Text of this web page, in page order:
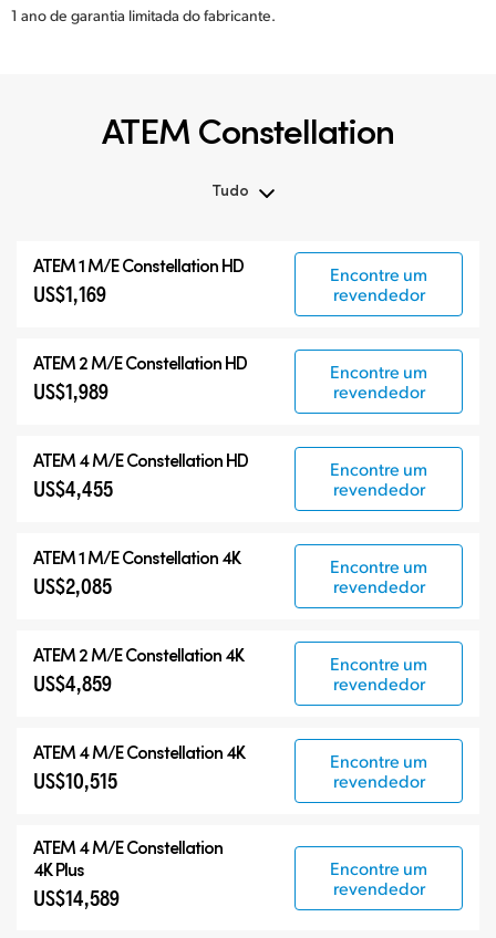
1 ano de garantia limitada do fabricante.
ATEM Constellation
Tudo
ATEM Advanced Panels
Produtos Compatíveis
ATEM 1 M/E Constellation HD
US$1,169
Encontre um
revendedor
ATEM 2 M/E Constellation HD
US$1,989
Encontre um
revendedor
ATEM 4 M/E Constellation HD
US$4,455
Encontre um
revendedor
ATEM 1 M/E Constellation 4K
US$2,085
Encontre um
revendedor
ATEM 2 M/E Constellation 4K
US$4,859
Encontre um
revendedor
ATEM 4 M/E Constellation 4K
US$10,515
Encontre um
revendedor
ATEM4 M/E Constellation
4K Plus
US$14,589
Encontre um
revendedor